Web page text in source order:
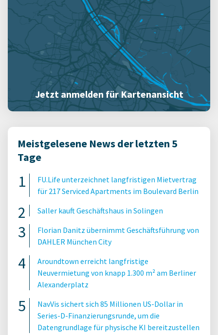
Jetzt anmelden für Kartenansicht
Meistgelesene News der letzten 5
Tage
FU.Life unterzeichnet langfristigen Mietvertrag
für 217 Serviced Apartments im Boulevard Berlin
Saller kauft Geschäftshaus in Solingen
Florian Danitz übernimmt Geschäftsführung von
DAHLER München City
Aroundtown erreicht langfristige
Neuvermietung von knapp 1.300 m² am Berliner
Alexanderplatz
NavVis sichert sich 85 Millionen US-Dollar in
Series-D-Finanzierungsrunde, um die
Datengrundlage für physische KI bereitzustellen